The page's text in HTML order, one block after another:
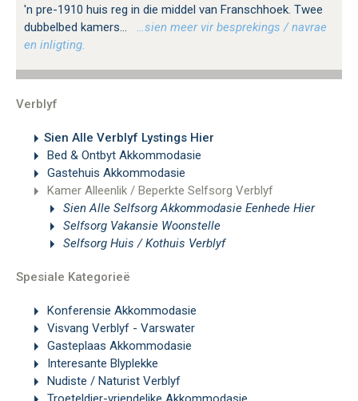
'n pre-1910 huis reg in die middel van Franschhoek. Twee
dubbelbed kamers...
…sien meer vir besprekings / navrae
en inligting.
Verblyf
Sien Alle Verblyf Lystings Hier
Bed & Ontbyt Akkommodasie
Gastehuis Akkommodasie
Kamer Alleenlik / Beperkte Selfsorg Verblyf
Sien Alle Selfsorg Akkommodasie Eenhede Hier
Selfsorg Vakansie Woonstelle
Selfsorg Huis / Kothuis Verblyf
Spesiale Kategorieë
Konferensie Akkommodasie
Visvang Verblyf - Varswater
Gasteplaas Akkommodasie
Interesante Blyplekke
Nudiste / Naturist Verblyf